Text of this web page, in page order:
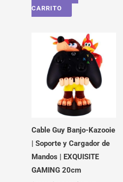
CARRITO
Cable Guy Banjo-Kazooie
| Soporte y Cargador de
Mandos | EXQUISITE
GAMING 20cm